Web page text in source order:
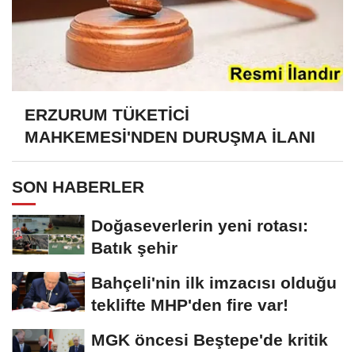
ERZURUM TÜKETİCİ
MAHKEMESİ'NDEN DURUŞMA İLANI
SON HABERLER
Doğaseverlerin yeni rotası:
Batık şehir
Bahçeli'nin ilk imzacısı olduğu
teklifte MHP'den fire var!
MGK öncesi Beştepe'de kritik